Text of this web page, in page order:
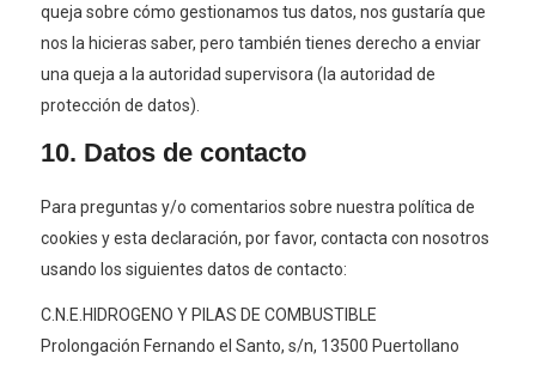
queja sobre cómo gestionamos tus datos, nos gustaría que
nos la hicieras saber, pero también tienes derecho a enviar
una queja a la autoridad supervisora (la autoridad de
protección de datos).
10. Datos de contacto
Para preguntas y/o comentarios sobre nuestra política de
cookies y esta declaración, por favor, contacta con nosotros
usando los siguientes datos de contacto:
C.N.E.HIDROGENO Y PILAS DE COMBUSTIBLE
Prolongación Fernando el Santo, s/n, 13500 Puertollano